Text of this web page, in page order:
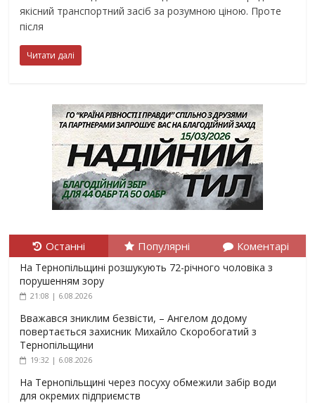
якісний транспортний засіб за розумною ціною. Проте
після
Читати далі
Останні Популярні Коментарі
На Тернопільщині розшукують 72-річного чоловіка з
порушенням зору
21:08 | 6.08.2026
Вважався зниклим безвісти, – Ангелом додому
повертається захисник Михайло Скоробогатий з
Тернопільщини
19:32 | 6.08.2026
На Тернопільщині через посуху обмежили забір води
для окремих підприємств